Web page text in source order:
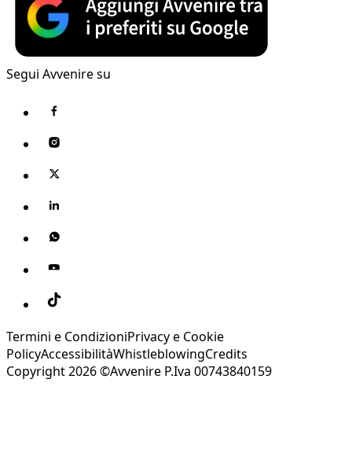
Segui Avvenire su
Termini e CondizioniPrivacy e Cookie
PolicyAccessibilitàWhistleblowingCredits
Copyright 2026 ©Avvenire P.Iva 00743840159